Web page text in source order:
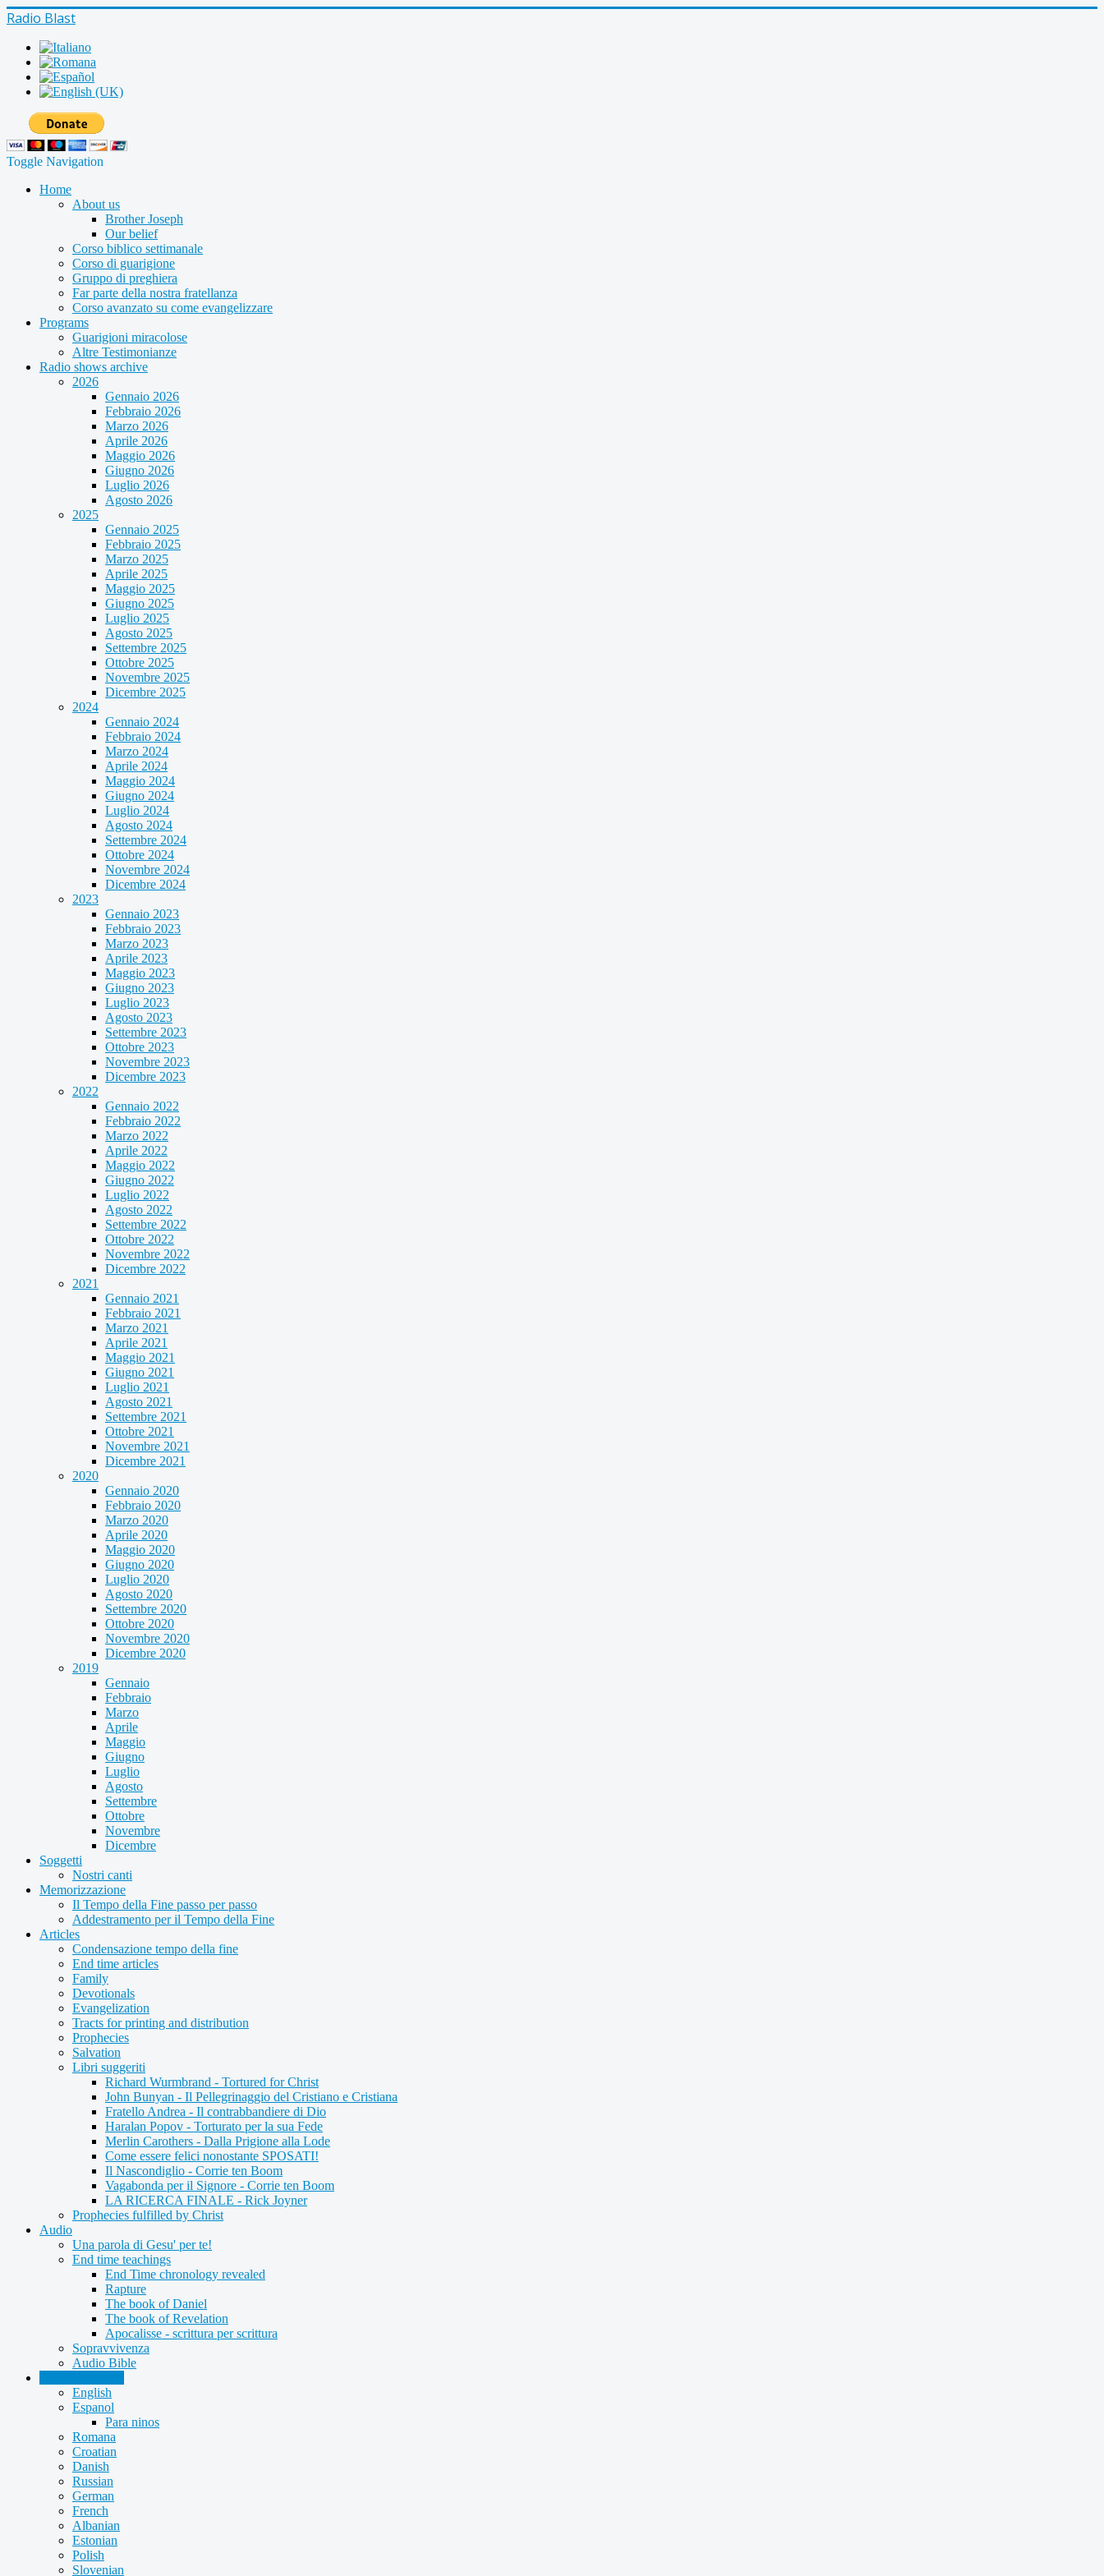
Radio Blast
Toggle Navigation
Home
About us
Brother Joseph
Our belief
Corso biblico settimanale
Corso di guarigione
Gruppo di preghiera
Far parte della nostra fratellanza
Corso avanzato su come evangelizzare
Programs
Guarigioni miracolose
Altre Testimonianze
Radio shows archive
2026
Gennaio 2026
Febbraio 2026
Marzo 2026
Aprile 2026
Maggio 2026
Giugno 2026
Luglio 2026
Agosto 2026
2025
Gennaio 2025
Febbraio 2025
Marzo 2025
Aprile 2025
Maggio 2025
Giugno 2025
Luglio 2025
Agosto 2025
Settembre 2025
Ottobre 2025
Novembre 2025
Dicembre 2025
2024
Gennaio 2024
Febbraio 2024
Marzo 2024
Aprile 2024
Maggio 2024
Giugno 2024
Luglio 2024
Agosto 2024
Settembre 2024
Ottobre 2024
Novembre 2024
Dicembre 2024
2023
Gennaio 2023
Febbraio 2023
Marzo 2023
Aprile 2023
Maggio 2023
Giugno 2023
Luglio 2023
Agosto 2023
Settembre 2023
Ottobre 2023
Novembre 2023
Dicembre 2023
2022
Gennaio 2022
Febbraio 2022
Marzo 2022
Aprile 2022
Maggio 2022
Giugno 2022
Luglio 2022
Agosto 2022
Settembre 2022
Ottobre 2022
Novembre 2022
Dicembre 2022
2021
Gennaio 2021
Febbraio 2021
Marzo 2021
Aprile 2021
Maggio 2021
Giugno 2021
Luglio 2021
Agosto 2021
Settembre 2021
Ottobre 2021
Novembre 2021
Dicembre 2021
2020
Gennaio 2020
Febbraio 2020
Marzo 2020
Aprile 2020
Maggio 2020
Giugno 2020
Luglio 2020
Agosto 2020
Settembre 2020
Ottobre 2020
Novembre 2020
Dicembre 2020
2019
Gennaio
Febbraio
Marzo
Aprile
Maggio
Giugno
Luglio
Agosto
Settembre
Ottobre
Novembre
Dicembre
Soggetti
Nostri canti
Memorizzazione
Il Tempo della Fine passo per passo
Addestramento per il Tempo della Fine
Articles
Condensazione tempo della fine
End time articles
Family
Devotionals
Evangelization
Tracts for printing and distribution
Prophecies
Salvation
Libri suggeriti
Richard Wurmbrand - Tortured for Christ
John Bunyan - Il Pellegrinaggio del Cristiano e Cristiana
Fratello Andrea - Il contrabbandiere di Dio
Haralan Popov - Torturato per la sua Fede
Merlin Carothers - Dalla Prigione alla Lode
Come essere felici nonostante SPOSATI!
Il Nascondiglio - Corrie ten Boom
Vagabonda per il Signore - Corrie ten Boom
LA RICERCA FINALE - Rick Joyner
Prophecies fulfilled by Christ
Audio
Una parola di Gesu' per te!
End time teachings
End Time chronology revealed
Rapture
The book of Daniel
The book of Revelation
Apocalisse - scrittura per scrittura
Sopravvivenza
Audio Bible
English
Espanol
Para ninos
Romana
Croatian
Danish
Russian
German
French
Albanian
Estonian
Polish
Slovenian